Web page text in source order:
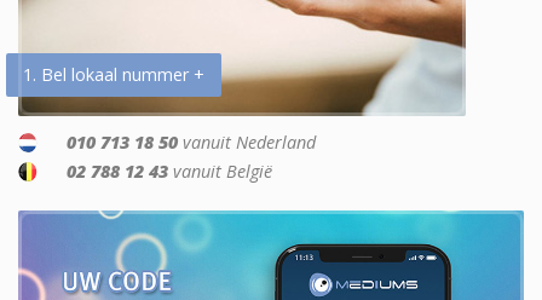
1. Bel lokaal nummer +
010 713 18 50 vanuit Nederland
02 788 12 43 vanuit België